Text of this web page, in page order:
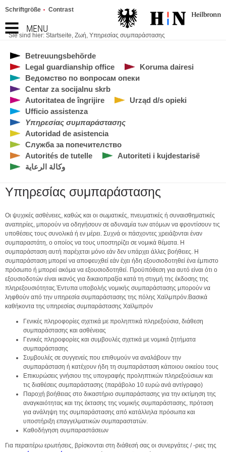
MENU
Schriftgröße Contrast
Sie sind hier: Startseite, Ζωή, Υπηρεσίας συμπαράστασης
Betreuungsbehörde
Legal guardianship office
Koruma dairesi
Ведомство по вопросам опеки
Centar za socijalnu skrb
Autoritatea de îngrijire
Urząd d/s opieki
Ufficio assistenza
Υπηρεσίας συμπαράστασης
Autoridad de asistencia
Служба за попечителство
Autorités de tutelle
Autoriteti i kujdestarisë
وكالة الرعاية
Υπηρεσίας συμπαράστασης
Οι ψυχικές ασθένειες, καθώς και οι σωματικές, πνευματικές ή συναισθηματικές
αναπηρίες, μπορούν να οδηγήσουν σε αδυναμία των ατόμων να φροντίσουν τις
υποθέσεις τους συνολικά ή εν μέρει. Συχνά οι πάσχοντες χρειάζονται έναν
συμπαραστάτη, ο οποίος να τους υποστηρίζει σε νομικά θέματα. Η
συμπαράσταση αυτή παρέχεται μόνο εάν δεν υπάρχει άλλες βοήθειες. Η
συμπαράσταση μπορεί να αποφευχθεί εάν έχει ήδη εξουσιοδοτηθεί ένα έμπιστο
πρόσωπο ή μπορεί ακόμα να εξουσιοδοτηθεί. Προϋπόθεση για αυτό είναι ότι ο
εξουσιοδοτών είναι ικανός για δικαιοπραξία κατά τη στιγμή της έκδοσης της
πληρεξουσιότητας.Έντυπα υποβολής νομικής συμπαράστασης μπορούν να
ληφθούν από την υπηρεσία συμπαράστασης της πόλης Χαϊλμπρόν.Βασικά
καθήκοντα της υπηρεσίας συμπαράστασης Χαϊλμπρόν
Γενικές πληροφορίες σχετικά με προληπτικά πληρεξούσια, διάθεση
συμπαράστασης και ασθένειας
Γενικές πληροφορίες και συμβουλές σχετικά με νομικά ζητήματα
συμπαράστασης
Συμβουλές σε συγγενείς που επιθυμούν να αναλάβουν την
συμπαράσταση ή κατέχουν ήδη τη συμπαράσταση κάποιου οικείου τους
Επικυρώσεις γνήσιου της υπογραφής προληπτικών πληρεξούσιων και
τις διαθέσεις συμπαράστασης (παράβολο 10 ευρώ ανά αντίγραφο)
Παροχή βοήθειας στο δικαστήριο συμπαράστασης για την εκτίμηση της
αναγκαιότητας και της έκτασης της νομικής συμπαράστασης, πρόταση
για ανάληψη της συμπαράστασης από κατάλληλα πρόσωπα και
υποστήριξη επαγγελματικών συμπαραστατών.
Καθοδήγηση συμπαραστάσεων
Για περαιτέρω ερωτήσεις, βρίσκονται στη διάθεσή σας οι συνεργάτες / -ριες της